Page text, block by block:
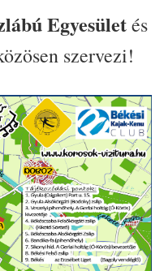
Egyesületés
szervezi!